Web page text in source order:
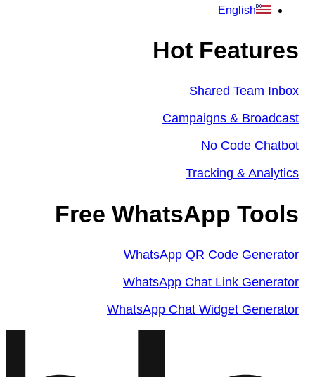
English
Hot Features
Shared Team Inbox
Campaigns & Broadcast
No Code Chatbot
Tracking & Analytics
Free WhatsApp Tools
WhatsApp QR Code Generator
WhatsApp Chat Link Generator
WhatsApp Chat Widget Generator